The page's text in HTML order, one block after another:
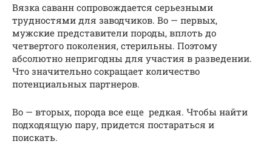
Вязка саванн сопровождается серьезными
трудностями для заводчиков. Во — первых,
мужские представители породы, вплоть до
четвертого поколения, стерильны. Поэтому
абсолютно непригодны для участия в разведении.
Что значительно сокращает количество
потенциальных партнеров.
Во — вторых, порода все еще редкая. Чтобы найти
подходящую пару, придется постараться и
поискать.